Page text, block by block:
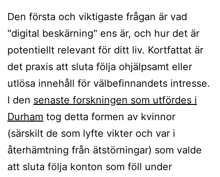
Den första och viktigaste frågan är vad
"digital beskärning" ens är, och hur det är
potentiellt relevant för ditt liv. Kortfattat är
det praxis att sluta följa ohjälpsamt eller
utlösa innehåll för välbefinnandets intresse.
I den senaste forskningen som utfördes i
Durham tog detta formen av kvinnor
(särskilt de som lyfte vikter och var i
återhämtning från ätstörningar) som valde
att sluta följa konton som föll under